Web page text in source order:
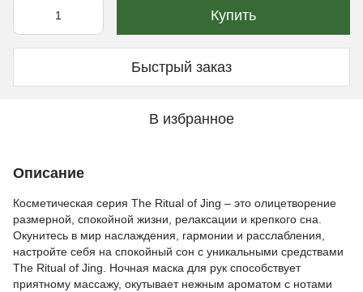
Купить
Быстрый заказ
В избранное
Описание
Косметическая серия The Ritual of Jing – это олицетворение
размерной, спокойной жизни, релаксации и крепкого сна.
Окунитесь в мир наслаждения, гармонии и расслабления,
настройте себя на спокойный сон с уникальными средствами
The Ritual of Jing. Ночная маска для рук способствует
приятному массажу, окутывает нежным ароматом с нотами